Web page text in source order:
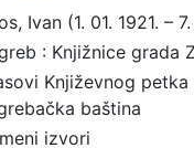
Ivan (1. 01. 1921. –
: Knjižnice grada
Književnog petka
baština
izvori